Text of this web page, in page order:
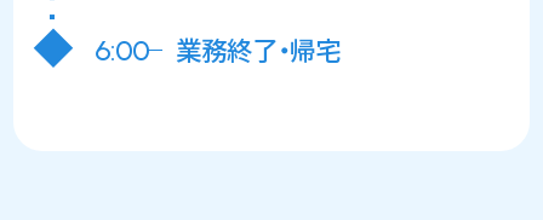
6:00 業務終了・帰宅